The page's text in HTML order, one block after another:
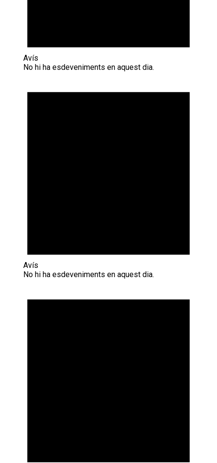
Avís
No hi ha esdeveniments en aquest dia.
Avís
No hi ha esdeveniments en aquest dia.